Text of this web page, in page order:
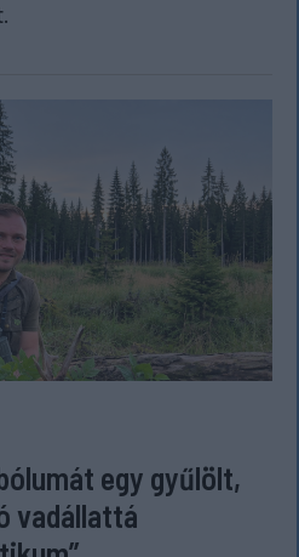
egy gyűlölt,
vadállattá